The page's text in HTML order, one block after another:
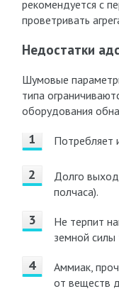
рекомендуется с
проветривать
Недостатки
Шумовые
типа
оборудования
Потребляет
Долго
полчаса).
Не терпит
земной силы
Аммиак,
от веществ